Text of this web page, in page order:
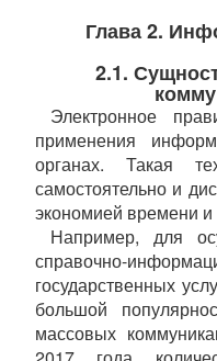
Глава 2.
2.1.
Электронное
применения
органах. Такая
самостоятельно и
экономией времени
Например, для
справочно-
государственных
большой
массовых